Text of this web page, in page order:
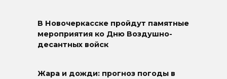
В Новочеркасске пройдут памятные
мероприятия ко Дню Воздушно-
десантных войск
Жара и дожди: прогноз погоды в